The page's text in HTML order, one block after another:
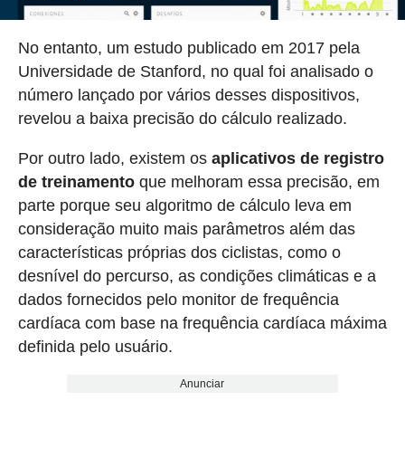
No entanto, um estudo publicado em 2017 pela
Universidade de Stanford, no qual foi analisado o
número lançado por vários desses dispositivos,
revelou a baixa precisão do cálculo realizado.
Por outro lado, existem os aplicativos de registro
de treinamentoque melhoram essa precisão, em
parte porque seu algoritmo de cálculo leva em
consideração muito mais parâmetros além das
características próprias dos ciclistas, como o
desnível do percurso, as condições climáticas e a
dados fornecidos pelo monitor de frequência
cardíaca com base na frequência cardíaca máxima
definida pelo usuário.
Anunciar